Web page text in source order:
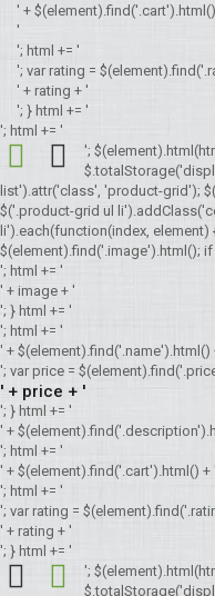
' +
'
'; html += '
'; var rating =
' + rating + '
'; } html += '
'; html += '
';
list').attr('class', 'product-grid');
$('.product-grid ul
li').each(function(index, element)
$(element).find('.image').html(); if
'; html += '
' + image + '
'; } html += '
'; html += '
' + $(element).find('.name').html()
'; var price =
' + price + '
'; } html += '
' +
'; html += '
' + $(element).find('.cart').html() + '
'; html += '
'; var rating =
' + rating + '
'; } html += '
';